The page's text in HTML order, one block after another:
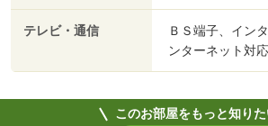
テレビ・通信
ＢＳ端子、イン
ンターネット対応
このお部屋をもっと知りた